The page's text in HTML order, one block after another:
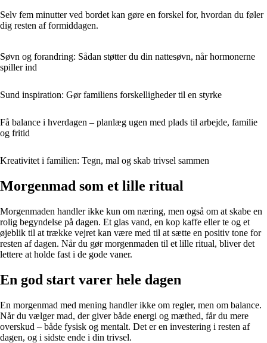
Selv fem minutter ved bordet kan gøre en forskel for, hvordan du føler
dig resten af formiddagen.
Søvn og forandring: Sådan støtter du din nattesøvn, når hormonerne
spiller ind
Sund inspiration: Gør familiens forskelligheder til en styrke
Få balance i hverdagen – planlæg ugen med plads til arbejde, familie
og fritid
Kreativitet i familien: Tegn, mal og skab trivsel sammen
Morgenmad som et lille ritual
Morgenmaden handler ikke kun om næring, men også om at skabe en
rolig begyndelse på dagen. Et glas vand, en kop kaffe eller te og et
øjeblik til at trække vejret kan være med til at sætte en positiv tone for
resten af dagen. Når du gør morgenmaden til et lille ritual, bliver det
lettere at holde fast i de gode vaner.
En god start varer hele dagen
En morgenmad med mening handler ikke om regler, men om balance.
Når du vælger mad, der giver både energi og mæthed, får du mere
overskud – både fysisk og mentalt. Det er en investering i resten af
dagen, og i sidste ende i din trivsel.